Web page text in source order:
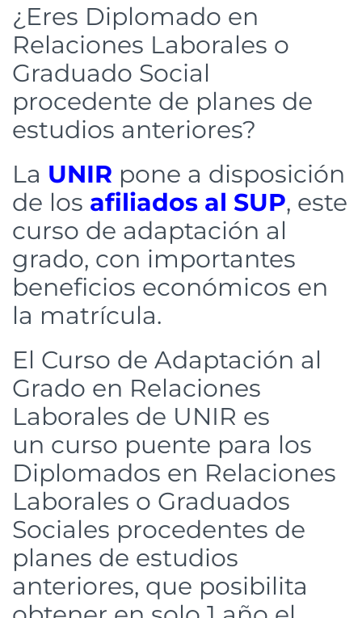
¿Eres Diplomado en
Relaciones Laborales o
Graduado Social
procedente de planes de
estudios anteriores?
La UNIR pone a disposición
de los afiliados al SUP, este
curso de adaptación al
grado, con importantes
beneficios económicos en
la matrícula.
El Curso de Adaptación al
Grado en Relaciones
Laborales de UNIR es
un curso puente para los
Diplomados en Relaciones
Laborales o Graduados
Sociales procedentes de
planes de estudios
anteriores, que posibilita